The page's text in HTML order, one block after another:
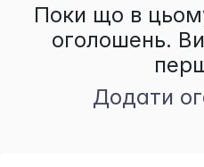
Поки що в
оголошень.
Додати